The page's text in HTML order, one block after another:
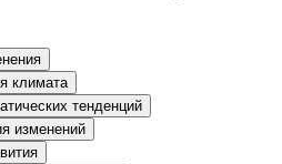
климата
тенденций
изменений